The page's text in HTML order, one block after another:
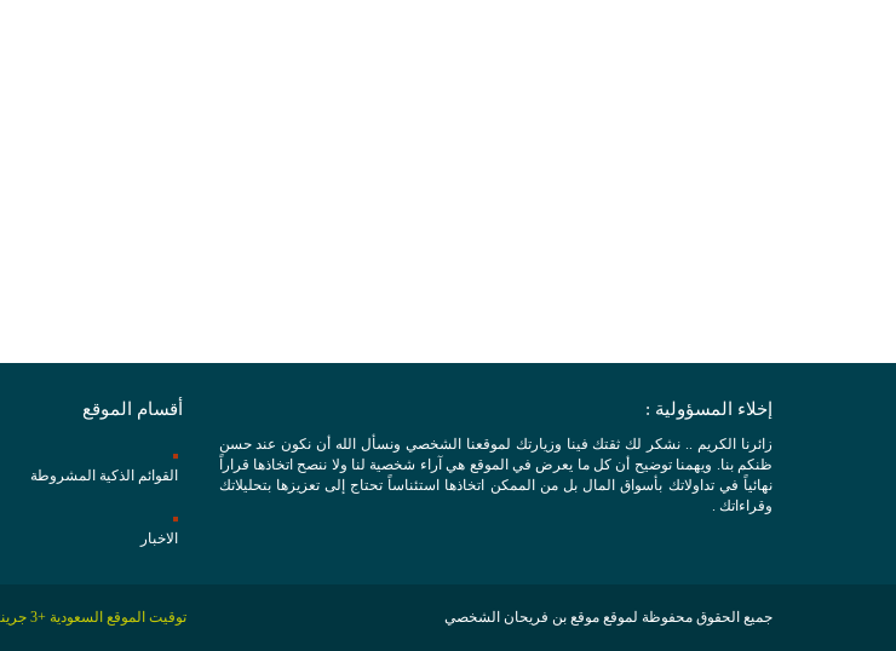
إخلاء المسؤولية :
زائرنا الكريم .. نشكر لك ثقتك فينا وزيارتك لموقعنا الشخصي ونسأل الله أن نكون عند حسن
ظنكم بنا. ويهمنا توضيح أن كل ما يعرض في الموقع هي آراء شخصية لنا ولا ننصح اتخاذها قراراً
نهائياً في تداولاتك بأسواق المال بل من الممكن اتخاذها استئناساً تحتاج إلى تعزيزها بتحليلاتك
وقراءاتك .
أقسام الموقع
القوائم الذكية المشروطة
الاخبار
جميع الحقوق محفوظة لموقع موقع بن فريحان الشخصي توقيت الموقع السعودية +3 جرينتش